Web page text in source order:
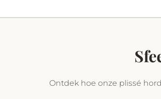
Ontdek hoe onze plissé